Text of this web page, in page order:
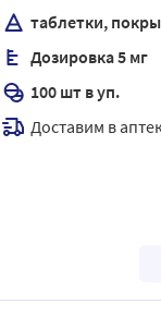
таблетки,
Дозировка 5 мг
100 шт в уп.
Доставим в